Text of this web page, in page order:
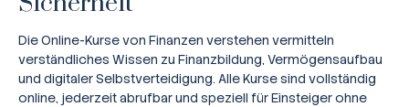
Die Online-Kurse von Finanzen verstehen vermitteln
verständliches Wissen zu Finanzbildung, Vermögensaufbau
und digitaler Selbstverteidigung. Alle Kurse sind vollständig
online, jederzeit abrufbar und speziell für Einsteiger ohne